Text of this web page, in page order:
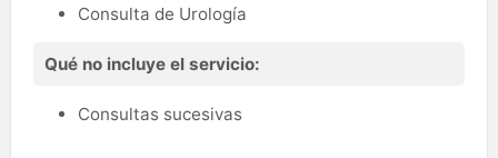
Consulta de Urología
Qué no incluye el servicio:
Consultas sucesivas